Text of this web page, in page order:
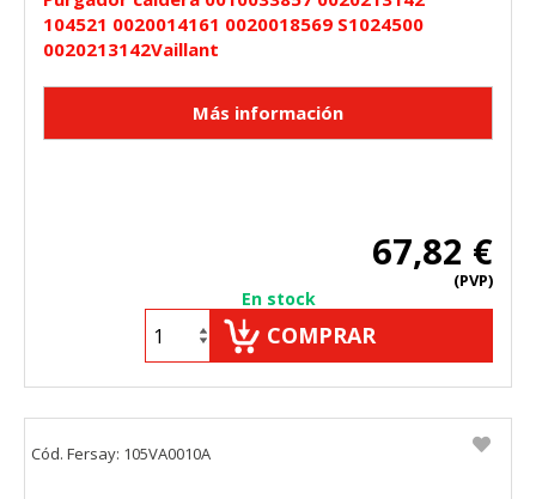
104521 0020014161 0020018569 S1024500
0020213142Vaillant
67,82 €
(PVP)
En stock
COMPRAR
Cód. Fersay: 105VA0010A